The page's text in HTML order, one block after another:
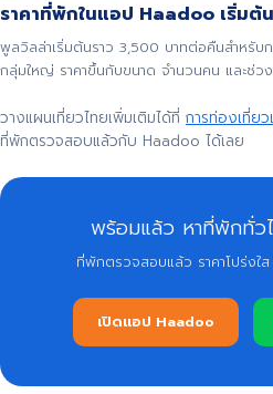
ราคาที่พักในแอป Haadoo เริ่มต้น
พูลวิลล่าเริ่มต้นราว 3,500 บาทต่อคืนสำหรับ
กลุ่มใหญ่ ราคาขึ้นกับขนาด จำนวนคน และช่ว
วางแผนเที่ยวไทยเพิ่มเติมได้ที่ การท่องเที่ย
ที่พักตรวจสอบแล้วกับ Haadoo ได้เลย
พร้อมแล้ว หาที่พักทั่ว
ที่พักตรวจสอบแล้ว ราคาโปร่งใ
เปิดแอป Haadoo